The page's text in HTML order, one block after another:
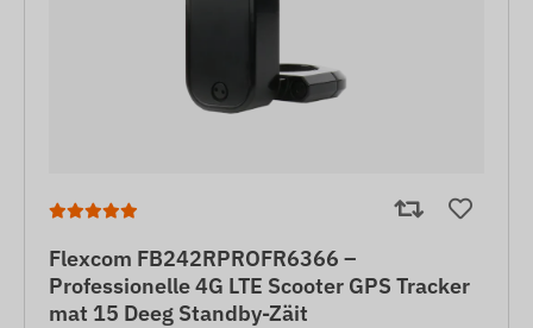
Flexcom FB242RPROFR6366 –
Professionelle 4G LTE Scooter GPS Tracker
mat 15 Deeg Standby-Zäit